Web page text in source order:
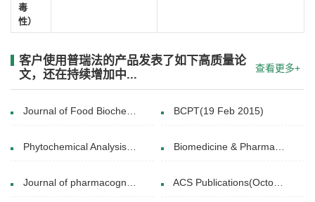
毒
性）
客户使用普瑞法的产品发表了如下高质量论
文，还在持续增加中...
查看更多+
Journal of Food Biochemistry(11 April 2019) BCPT(19 Feb 2015)
Phytochemical Analysis(29 JUL 2015) Biomedicine & Pharmacotherapy(August 2024)
Journal of pharmacognosy(2017) ACS Publications(October 21, 2021)